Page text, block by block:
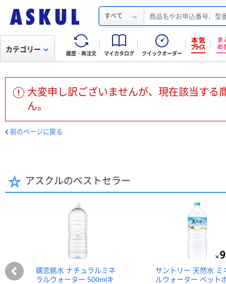
すべて
履歴・再注文 マイカタログ クイックオーダー
カテゴリー
大変申し訳ございませんが、現在該当する
ん。
前のページに戻る
アスクルのベストセラー
嬬恋銘水 ナチュラルミネ
ラルウォーター 500mlキ
サントリー 天然水 ミ
ルウォーター ペット